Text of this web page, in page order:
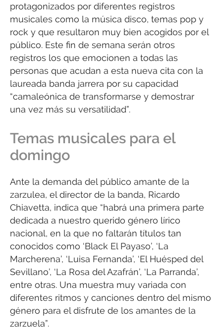
protagonizados por diferentes registros
musicales como la música disco, temas pop y
rock y que resultaron muy bien acogidos por el
público. Este fin de semana serán otros
registros los que emocionen a todas las
personas que acudan a esta nueva cita con la
laureada banda jarrera por su capacidad
“camaleónica de transformarse y demostrar
una vez más su versatilidad”.
Temas musicales para el
domingo
Ante la demanda del público amante de la
zarzulea, el director de la banda, Ricardo
Chiavetta, indica que “habrá una primera parte
dedicada a nuestro querido género lírico
nacional, en la que no faltarán títulos tan
conocidos como ‘Black El Payaso’, ‘La
Marcherena’, ‘Luisa Fernanda’, ‘El Huésped del
Sevillano’, ‘La Rosa del Azafrán’, ‘La Parranda’,
entre otras. Una muestra muy variada con
diferentes ritmos y canciones dentro del mismo
género para el disfrute de los amantes de la
zarzuela”.